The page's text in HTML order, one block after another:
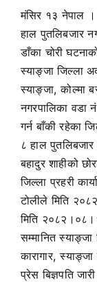
मंसिर १३ नेपाल ।
हाल पुतलिबजार
डाँका चोरी
स्याङ्जा जिल्ला
स्याङ्जा, कोल्मा
नगरपालिका वडा
गर्न बाँकी रहेका
८ हाल
बहादुर शाहीको
जिल्ला प्रहरी
टोलीले मिति
मिति
सम्मानित
कारागार,
प्रेस बिज्ञपति